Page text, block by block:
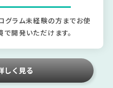
グラム未経験の方までお使
開発いただけます。
しく見る